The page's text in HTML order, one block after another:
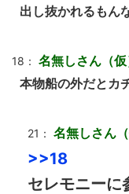
出し抜かれるもん
18： 名無しさん（仮
本物船の外だとカ
21： 名無しさん（
>>18
セレモニーに